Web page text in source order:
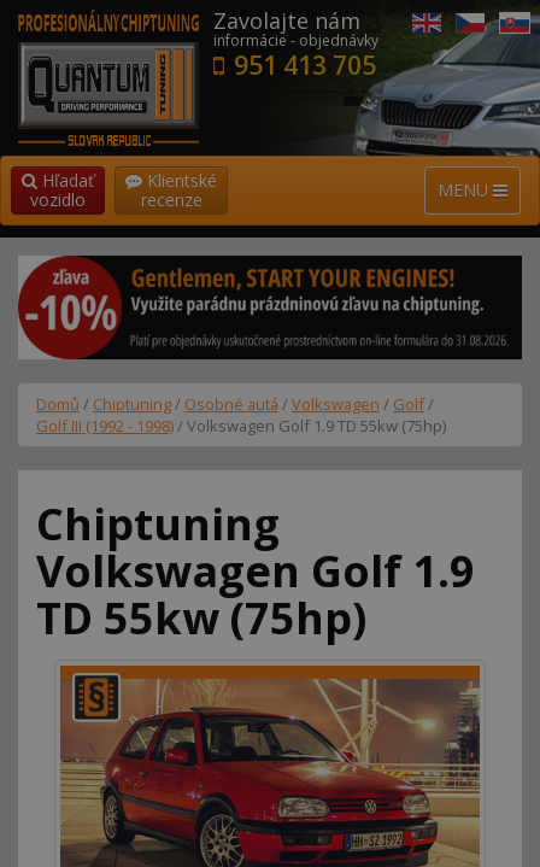
Zavolajte nám
informácie - objednávky
951 413 705
MENU
Hľadať
vozidlo
Klientské
recenze
Domů / Chiptuning/ Osobné autá /Volkswagen / Golf/
Golf III (1992 - 1998)/ Volkswagen Golf 1.9 TD 55kw (75hp)
Chiptuning
Volkswagen Golf 1.9
TD 55kw (75hp)